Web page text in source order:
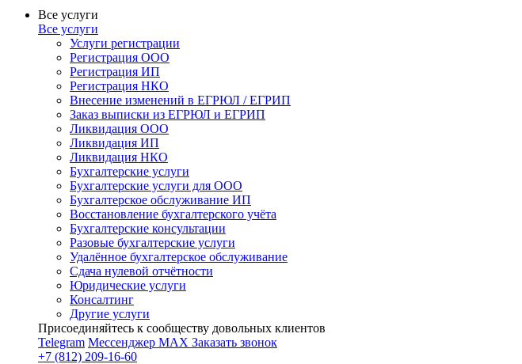
Все услуги
Все услуги
Услуги регистрации
Регистрация ООО
Регистрация ИП
Регистрация НКО
Внесение изменений в ЕГРЮЛ / ЕГРИП
Заказ выписки из ЕГРЮЛ и ЕГРИП
Ликвидация ООО
Ликвидация ИП
Ликвидация НКО
Бухгалтерские услуги
Бухгалтерские услуги для ООО
Бухгалтерское обслуживание ИП
Восстановление бухгалтерского учёта
Бухгалтерские консультации
Разовые бухгалтерские услуги
Удалённое бухгалтерское обслуживание
Сдача нулевой отчётности
Юридические услуги
Консалтинг
Другие услуги
Присоединяйтесь к сообществу довольных клиентов
Telegram Мессенджер MAX Заказать звонок
+7 (812) 209-16-60